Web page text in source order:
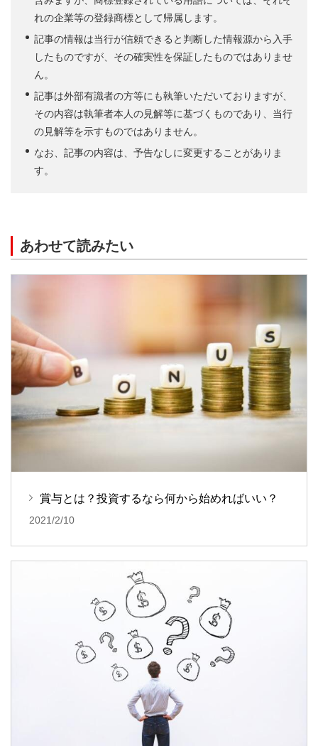
れの企業等の登録商標として帰属します。
記事の情報は当行が信頼できると判断した情報源から入手
したものですが、その確実性を保証したものではありませ
ん。
記事は外部有識者の方等にも執筆いただいておりますが、
その内容は執筆者本人の見解等に基づくものであり、当行
の見解等を示すものではありません。
なお、記事の内容は、予告なしに変更することがありま
す。
あわせて読みたい
賞与とは？投資するなら何から始めればいい？
2021/2/10